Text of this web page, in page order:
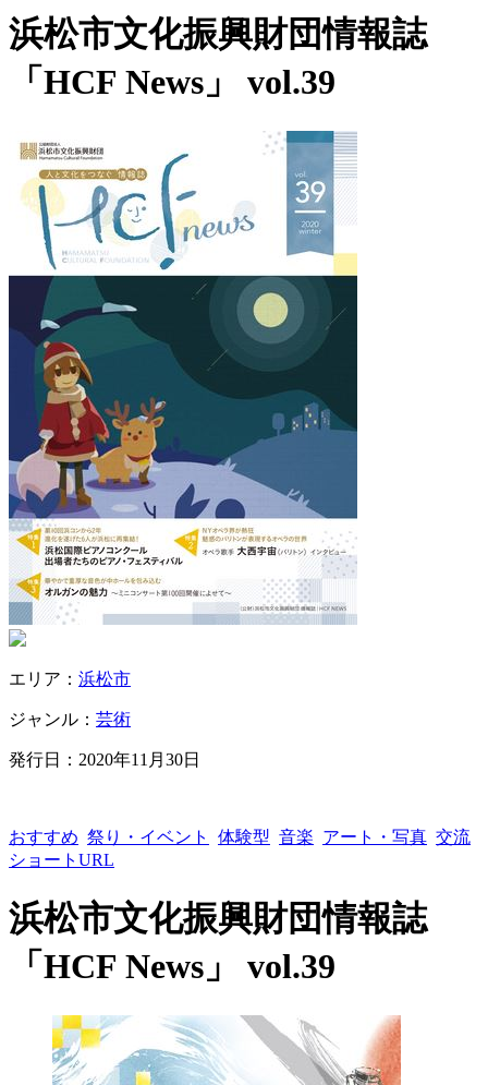
浜松市文化振興財団情報誌
「HCF News」 vol.39
エリア： 浜松市
ジャンル： 芸術
発行日： 2020年11月30日
おすすめ 祭り・イベント 体験型 音楽 アート・写真 交流
ショートURL
浜松市文化振興財団情報誌
「HCF News」 vol.39